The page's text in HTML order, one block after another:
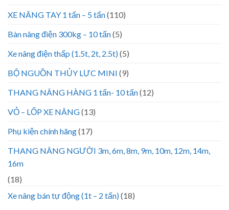
XE NÂNG TAY 1 tấn – 5 tấn(110)
Bàn nâng điện 300kg – 10 tấn(5)
Xe nâng điện thấp (1.5t, 2t, 2.5t)(5)
BỘ NGUỒN THỦY LỰC MINI (9)
THANG NÂNG HÀNG 1 tấn- 10 tấn(12)
VỎ – LỐP XE NÂNG(13)
Phụ kiện chính hãng(17)
THANG NÂNG NGƯỜI 3m, 6m, 8m, 9m, 10m, 12m, 14m,
16m
(18)
Xe nâng bán tự động (1t – 2 tấn)(18)